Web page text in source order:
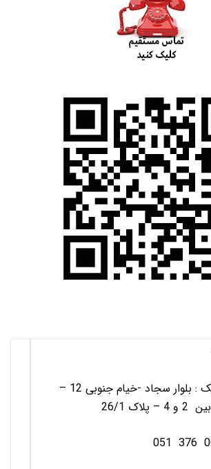
شعبه یک : بلوار سجاد -خیام جنوبی 12 –
26/1